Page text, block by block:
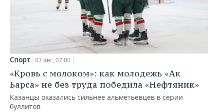
Спорт 07 авг, 07:00
«Кровь с молоком»: как молодежь «Ак
Барса» не без труда победила «Нефтяник»
Казанцы оказались сильнее альметьевцев в серии
буллитов